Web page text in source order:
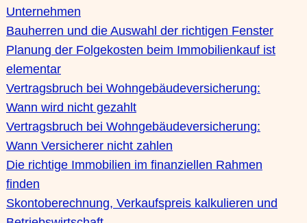
Unternehmen
Bauherren und die Auswahl der richtigen Fenster
Planung der Folgekosten beim Immobilienkauf ist
elementar
Vertragsbruch bei Wohngebäudeversicherung:
Wann wird nicht gezahlt
Vertragsbruch bei Wohngebäudeversicherung:
Wann Versicherer nicht zahlen
Die richtige Immobilien im finanziellen Rahmen
finden
Skontoberechnung, Verkaufspreis kalkulieren und